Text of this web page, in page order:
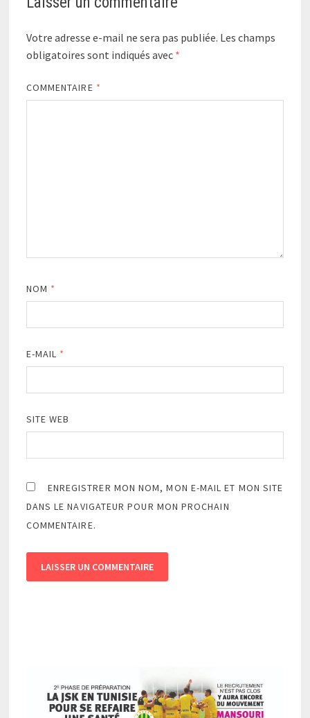
Votre adresse e-mail ne sera pas publiée. Les champs
obligatoires sont indiqués avec *
COMMENTAIRE *
NOM *
E-MAIL *
SITE WEB
ENREGISTRER MON NOM, MON E-MAIL ET MON SITE
DANS LE NAVIGATEUR POUR MON PROCHAIN
COMMENTAIRE.